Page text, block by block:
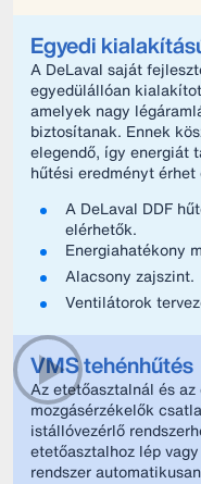
Egyedi
A DeLaval saját
egyedülállóan
amelyek nagy
biztosítanak. Ennek
elegendő, így energiát
hűtési eredményt érhet
A DeLaval DDF
elérhetők.
Energiahatékony
Alacsony zajszint.
Ventilátorok
VMS tehénhűtés
Az etetőasztalnál és
mozgásérzékelők
istállóvezérlő
etetőasztalhoz lép
rendszer